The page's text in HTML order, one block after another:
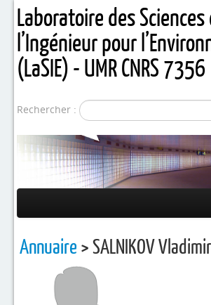
Laboratoire des Sciences
l’Ingénieur pour
(LaSIE) - UMR CNRS 7356
Rechercher :
Equipes de recherche
Activités / Projets
Annuaire > SALNIKOV Vladimir